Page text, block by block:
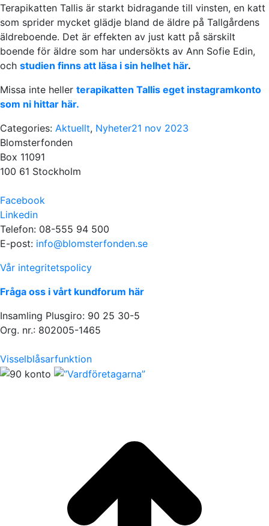
Terapikatten Tallis är starkt bidragande till vinsten, en katt
som sprider mycket glädje bland de äldre på Tallgårdens
äldreboende. Det är effekten av just katt på särskilt
boende för äldre som har undersökts av Ann Sofie Edin,
och studien finns att läsa i sin helhet här.
Missa inte heller terapikatten Tallis eget instagramkonto
som ni hittar här.
Categories: Aktuellt, Nyheter21 nov 2023
Blomsterfonden
Box 11091
100 61 Stockholm
Facebook
Linkedin
Telefon: 08-555 94 500
E-post: info@blomsterfonden.se
Vår integritetspolicy
Fråga oss i vårt kundforum här
Insamling Plusgiro: 90 25 30-5
Org. nr.: 802005-1465
Visselblåsarfunktion